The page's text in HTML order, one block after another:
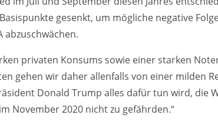
gesenkt, um mögliche negative
abzuschwächen.
privaten Konsums sowie einer starken
gehen wir daher allenfalls von einer milden
Donald Trump alles dafür tun wird, die
November 2020 nicht zu gefährden.“